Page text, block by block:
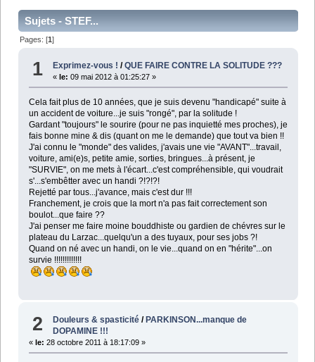
Sujets - STEF...
Pages: [1]
1 Exprimez-vous ! /QUE FAIRE CONTRE LA SOLITUDE ???
«le: 09 mai 2012 à 01:25:27 »
Cela fait plus de 10 années, que je suis devenu "handicapé" suite à
un accident de voiture...je suis "rongé", par la solitude !
Gardant "toujours" le sourire (pour ne pas inquietté mes proches), je
fais bonne mine & dis (quant on me le demande) que tout va bien !!
J'ai connu le "monde" des valides, j'avais une vie "AVANT"...travail,
voiture, ami(e)s, petite amie, sorties, bringues...à présent, je
"SURVIE", on me mets à l'écart...c'est compréhensible, qui voudrait
s'...s'embêtter avec un handi ?!?!?!
Rejetté par tous...j'avance, mais c'est dur !!!
Franchement, je crois que la mort n'a pas fait correctement son
boulot...que faire ??
J'ai penser me faire moine bouddhiste ou gardien de chévres sur le
plateau du Larzac...quelqu'un a des tuyaux, pour ses jobs ?!
Quand on né avec un handi, on le vie...quand on en "hérite"...on
survie !!!!!!!!!!!!!
2 Douleurs & spasticité / PARKINSON...manque de
DOPAMINE !!!
« le: 28 octobre 2011 à 18:17:09 »